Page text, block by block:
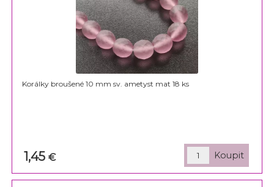
Korálky broušené 10 mm sv. ametyst mat 18 ks
1,45€